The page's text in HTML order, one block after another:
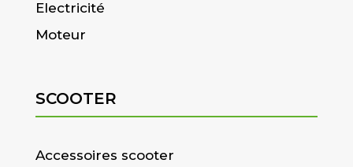
Electricité
Moteur
SCOOTER
Accessoires scooter